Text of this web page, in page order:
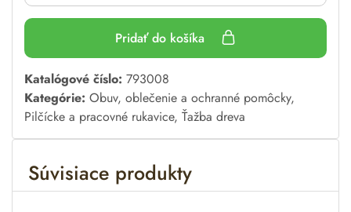
Pridať do košíka
A
l
t
e
n
a
Katalógové číslo: 793008
Kategórie: Obuv, oblečenie a ochranné pomôcky,
Pilčícke a pracovné rukavice, Ťažba dreva
Súvisiace produkty